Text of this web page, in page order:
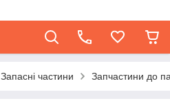
Запасні частини Запчастини до